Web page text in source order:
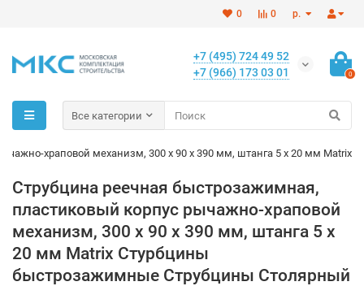
р.
0
0
+7 (495) 724 49 52
+7 (966) 173 03 01
0
Все категории
храповой механизм, 300 х 90 х 390 мм, штанга 5 х 20 мм Matrix
Струбцина реечная быстрозажимная,
пластиковый корпус рычажно-храповой
механизм, 300 х 90 х 390 мм, штанга 5 х
20 мм Matrix Стурбцины
быстрозажимные Струбцины Столярный